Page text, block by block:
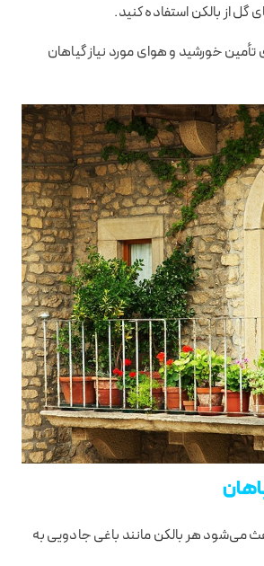
گل از بالکن استفاده کنید.
خورشید و هوای مورد نیاز گیاهان
می‌شود هر بالکن مانند باغی جادویی به